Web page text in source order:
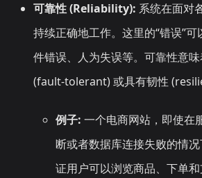
可靠性 (Reliability): 系统在面对
持续正确地工作。这里的“错误”
件错误、人为失误等。可靠性意
(fault-tolerant) 或具有韧性
例子: 一个电商网站，即使在
断或者数据库连接失败的情
证用户可以浏览商品、下单